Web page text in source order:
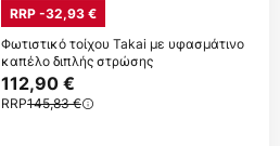
RRP -32,93 €
Φωτιστικό τοίχου Takai με υφασμάτινο
καπέλο διπλής στρώσης
112,90 €
RRP145,83 €